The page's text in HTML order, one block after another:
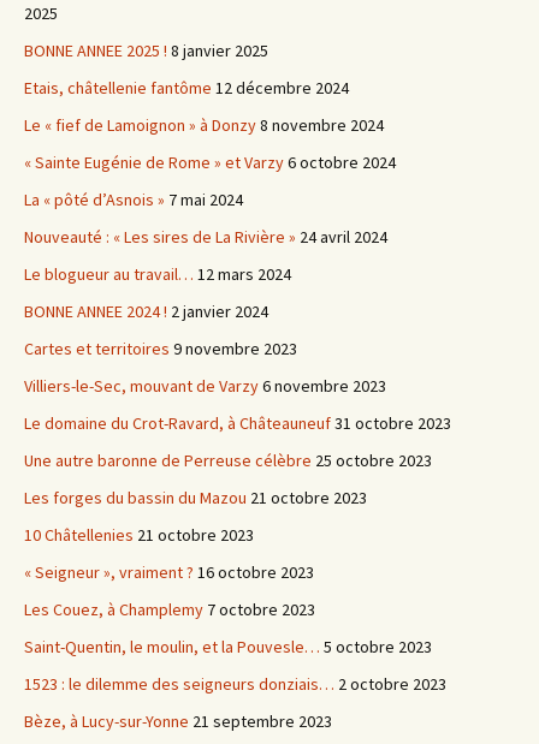
2025
BONNE ANNEE 2025 ! 8 janvier 2025
Etais, châtellenie fantôme 12 décembre 2024
Le « fief de Lamoignon » à Donzy8 novembre 2024
« Sainte Eugénie de Rome » et Varzy6 octobre 2024
La « pôté d’Asnois » 7 mai 2024
Nouveauté : « Les sires de La Rivière » 24 avril 2024
Le blogueur au travail… 12 mars 2024
BONNE ANNEE 2024 ! 2 janvier 2024
Cartes et territoires 9 novembre 2023
Villiers-le-Sec, mouvant de Varzy6 novembre 2023
Le domaine du Crot-Ravard, à Châteauneuf31 octobre 2023
Une autre baronne de Perreuse célèbre 25 octobre 2023
Les forges du bassin du Mazou 21 octobre 2023
10 Châtellenies 21 octobre 2023
« Seigneur », vraiment ? 16 octobre 2023
Les Couez, à Champlemy 7 octobre 2023
Saint-Quentin, le moulin, et la Pouvesle… 5 octobre 2023
1523 : le dilemme des seigneurs donziais… 2 octobre 2023
Bèze, à Lucy-sur-Yonne 21 septembre 2023